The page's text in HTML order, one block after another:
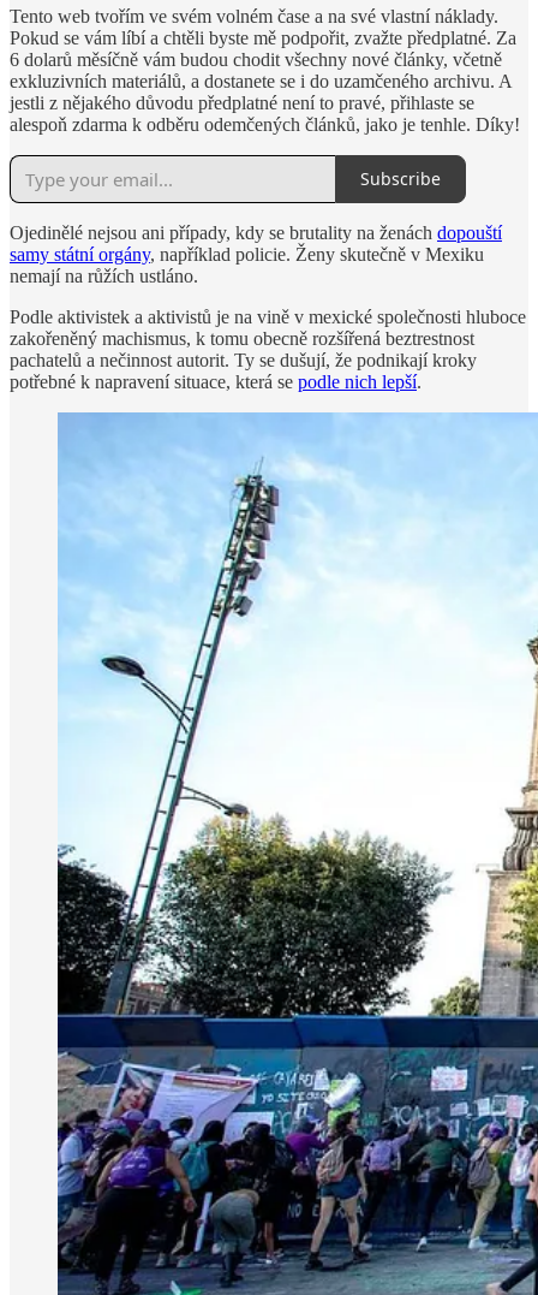
Tento web tvořím ve svém volném čase a na své vlastní náklady.
Pokud se vám líbí a chtěli byste mě podpořit, zvažte předplatné. Za
6 dolarů měsíčně vám budou chodit všechny nové články, včetně
exkluzivních materiálů, a dostanete se i do uzamčeného archivu. A
jestli z nějakého důvodu předplatné není to pravé, přihlaste se
alespoň zdarma k odběru odemčených článků, jako je tenhle. Díky!
Subscribe
Ojedinělé nejsou ani případy, kdy se brutality na ženách dopouští
samy státní orgány, například policie. Ženy skutečně v Mexiku
nemají na růžích ustláno.
Podle aktivistek a aktivistů je na vině v mexické společnosti hluboce
zakořeněný machismus, k tomu obecně rozšířená beztrestnost
pachatelů a nečinnost autorit. Ty se dušují, že podnikají kroky
potřebné k napravení situace, která se podle nich lepší.